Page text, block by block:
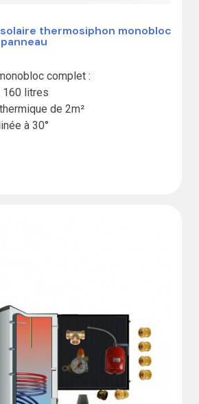
thermosiphon monobloc
complet :
160 litres
de 2m²
à 30°